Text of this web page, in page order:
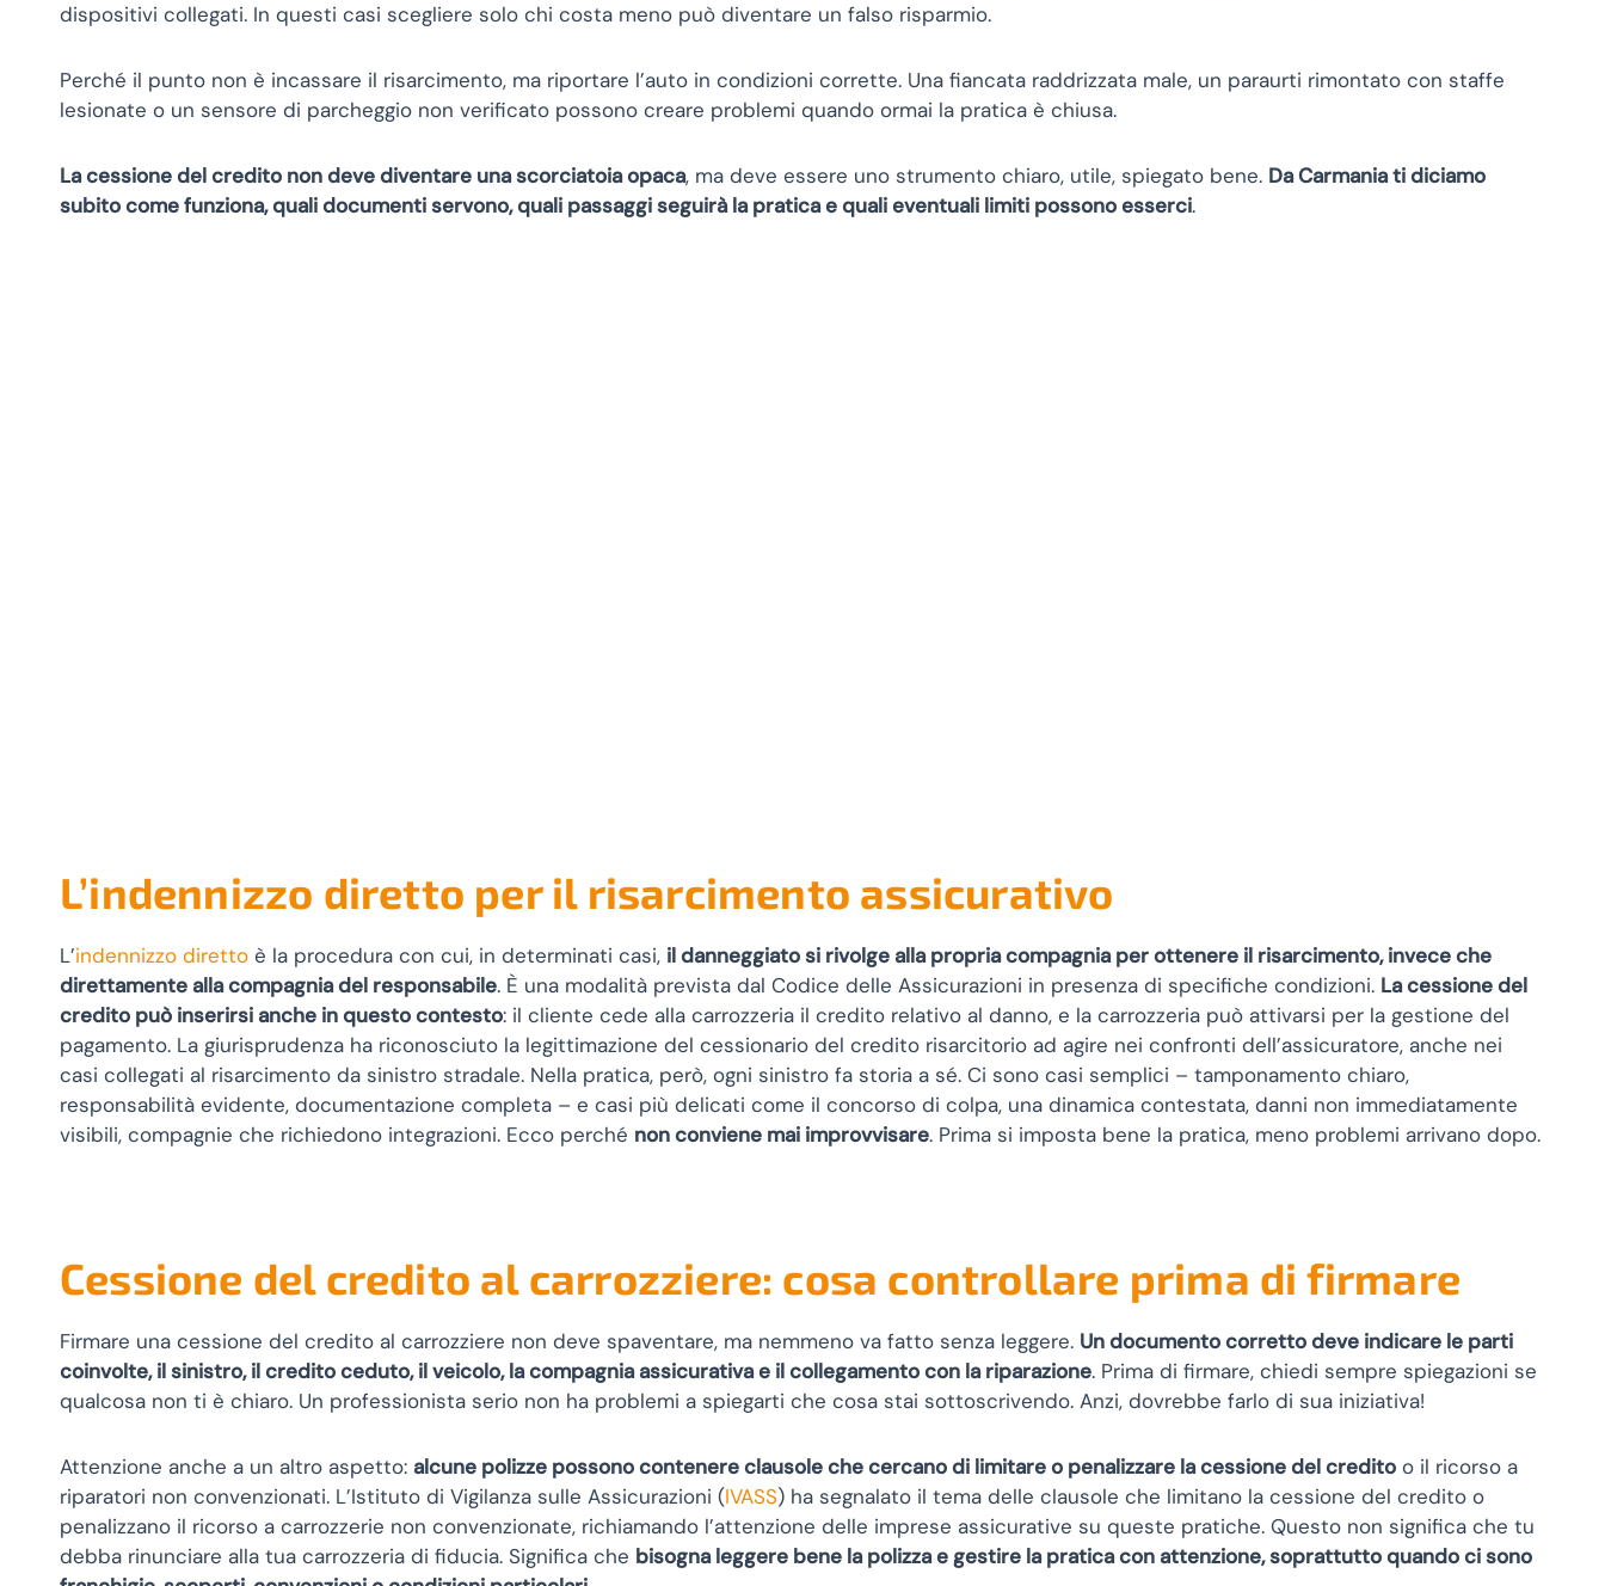
dispositivi collegati. In questi casi scegliere solo chi costa meno può diventare un falso risparmio.
Perché il punto non è incassare il risarcimento, ma riportare l’auto in condizioni corrette. Una fiancata raddrizzata male, un paraurti rimontato con staffe
lesionate o un sensore di parcheggio non verificato possono creare problemi quando ormai la pratica è chiusa.
La cessione del credito non deve diventare una scorciatoia opaca, ma deve essere uno strumento chiaro, utile, spiegato bene. Da Carmania ti diciamo
subito come funziona, quali documenti servono, quali passaggi seguirà la pratica e quali eventuali limiti possono esserci.
L’indennizzo diretto per il risarcimento assicurativo
L’indennizzo diretto è la procedura con cui, in determinati casi, il danneggiato si rivolge alla propria compagnia per ottenere il risarcimento, invece che
direttamente alla compagnia del responsabile. È una modalità prevista dal Codice delle Assicurazioni in presenza di specifiche condizioni. La cessione del
credito può inserirsi anche in questo contesto: il cliente cede alla carrozzeria il credito relativo al danno, e la carrozzeria può attivarsi per la gestione del
pagamento. La giurisprudenza ha riconosciuto la legittimazione del cessionario del credito risarcitorio ad agire nei confronti dell’assicuratore, anche nei
casi collegati al risarcimento da sinistro stradale. Nella pratica, però, ogni sinistro fa storia a sé. Ci sono casi semplici – tamponamento chiaro,
responsabilità evidente, documentazione completa – e casi più delicati come il concorso di colpa, una dinamica contestata, danni non immediatamente
visibili, compagnie che richiedono integrazioni. Ecco perché non conviene mai improvvisare. Prima si imposta bene la pratica, meno problemi arrivano dopo.
Cessione del credito al carrozziere: cosa controllare prima di firmare
Firmare una cessione del credito al carrozziere non deve spaventare, ma nemmeno va fatto senza leggere. Un documento corretto deve indicare le parti
coinvolte, il sinistro, il credito ceduto, il veicolo, la compagnia assicurativa e il collegamento con la riparazione. Prima di firmare, chiedi sempre spiegazioni se
qualcosa non ti è chiaro. Un professionista serio non ha problemi a spiegarti che cosa stai sottoscrivendo. Anzi, dovrebbe farlo di sua iniziativa!
Attenzione anche a un altro aspetto: alcune polizze possono contenere clausole che cercano di limitare o penalizzare la cessione del credito o il ricorso a
riparatori non convenzionati. L’Istituto di Vigilanza sulle Assicurazioni (IVASS) ha segnalato il tema delle clausole che limitano la cessione del credito o
penalizzano il ricorso a carrozzerie non convenzionate, richiamando l’attenzione delle imprese assicurative su queste pratiche. Questo non significa che tu
debba rinunciare alla tua carrozzeria di fiducia. Significa che bisogna leggere bene la polizza e gestire la pratica con attenzione, soprattutto quando ci sono